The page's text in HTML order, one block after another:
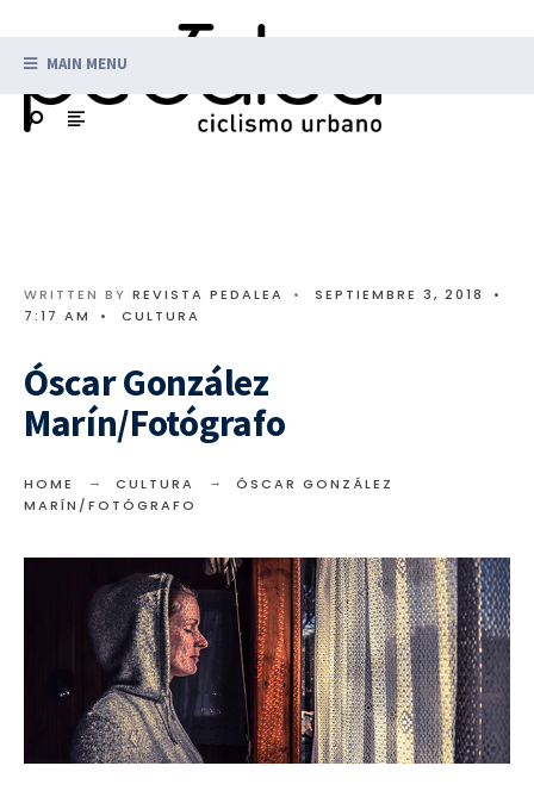
MAIN MENU
WRITTEN BY REVISTA PEDALEA • SEPTIEMBRE 3, 2018
•
7:17 AM
• CULTURA
Óscar González
Marín/Fotógrafo
HOME CULTURA
ÓSCAR GONZÁLEZ
MARÍN/FOTÓGRAFO